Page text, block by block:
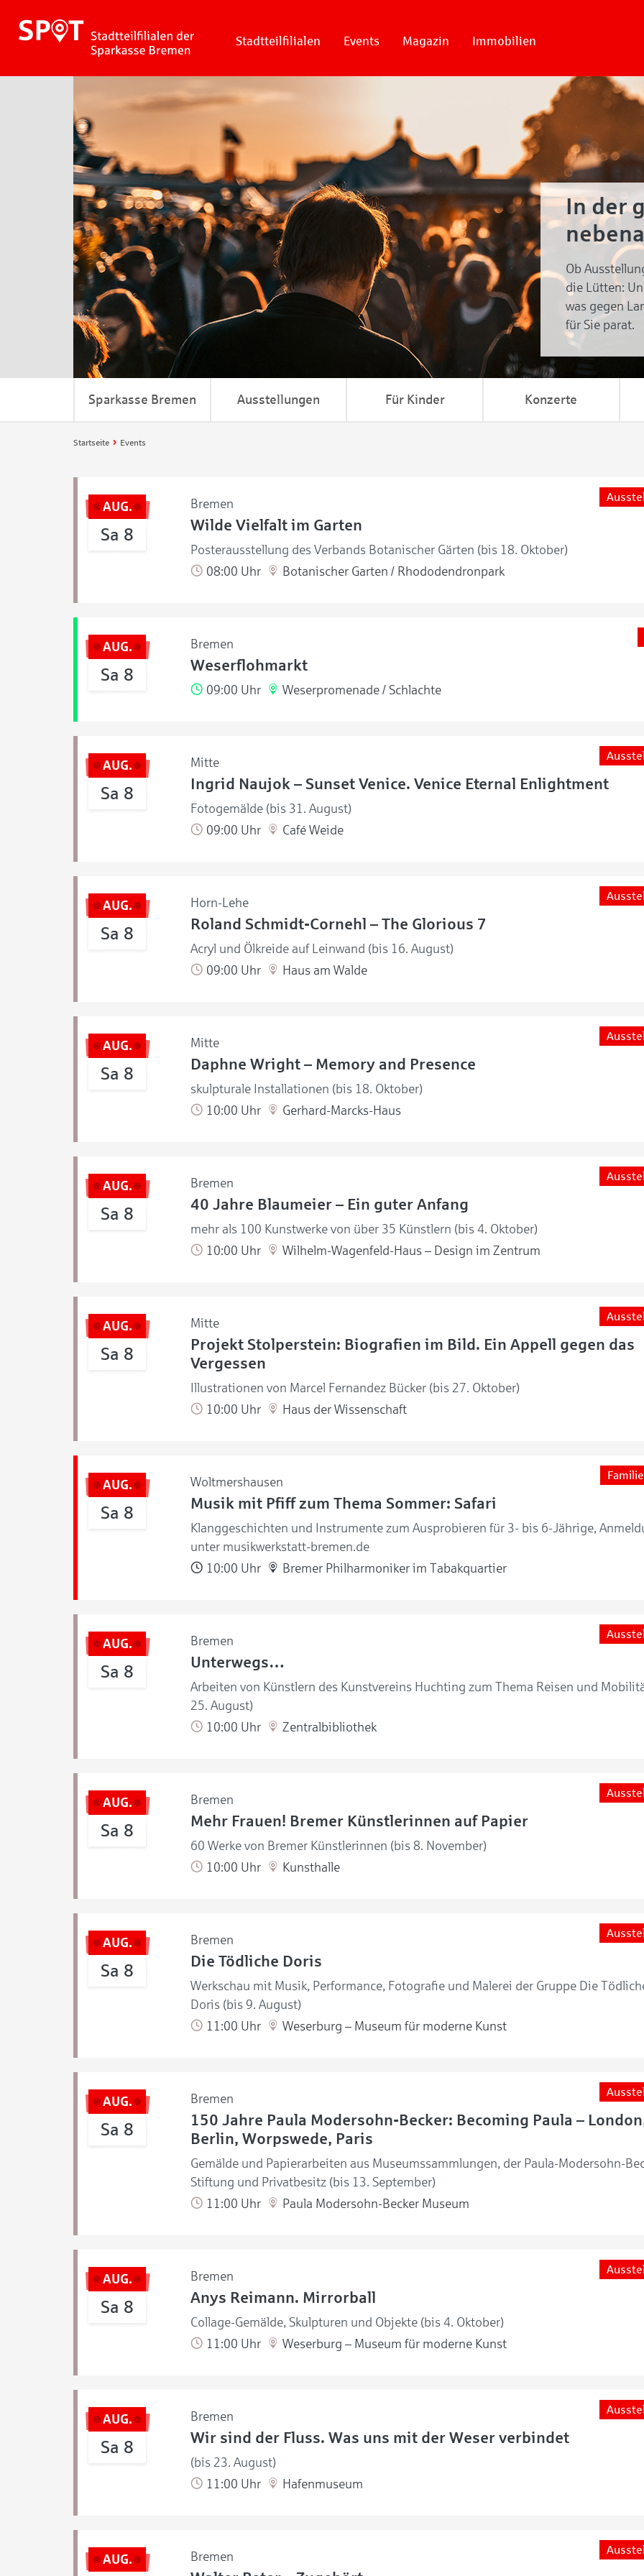
Stadtteilfilialen Events Magazin Immobilien
In der
Ob
die Lütten:
was gegen
für Sie parat.
Sparkasse Bremen Ausstellungen Für Kinder Konzerte
Startseite Events
AUG.
Sa 8
Bremen
Wilde Vielfalt im Garten
Posterausstellung des Verbands Botanischer Gärten (bis 18. Oktober)
08:00 Uhr
Botanischer Garten / Rhododendronpark
AUG.
Sa 8
Bremen
Weserflohmarkt
09:00 Uhr Weserpromenade / Schlachte
AUG.
Sa 8
Mitte
Ingrid Naujok – Sunset Venice. Venice Eternal Enlightment
Fotogemälde (bis 31. August)
09:00 Uhr
Café Weide
AUG.
Sa 8
Horn-Lehe
Roland Schmidt-Cornehl – The Glorious 7
Acryl und Ölkreide auf Leinwand (bis 16. August)
09:00 Uhr
Haus am Walde
AUG.
Sa 8
Mitte
Daphne Wright – Memory and Presence
skulpturale Installationen (bis 18. Oktober)
10:00 Uhr
Gerhard-Marcks-Haus
AUG.
Sa 8
Bremen
40 Jahre Blaumeier – Ein guter Anfang
mehr als 100 Kunstwerke von über 35 Künstlern (bis 4. Oktober)
10:00 Uhr
Wilhelm-Wagenfeld-Haus – Design im Zentrum
AUG.
Sa 8
Mitte
Projekt Stolperstein: Biografien im Bild. Ein Appell gegen das
Vergessen
Illustrationen von Marcel Fernandez Bücker (bis 27. Oktober)
10:00 Uhr
Haus der Wissenschaft
AUG.
Sa 8
Woltmershausen
Musik mit Pfiff zum Thema Sommer: Safari
Klanggeschichten und Instrumente zum Ausprobieren für 3- bis 6-Jährige,
unter musikwerkstatt-bremen.de
10:00 Uhr
Bremer Philharmoniker im Tabakquartier
AUG.
Sa 8
Bremen
Unterwegs…
Arbeiten von Künstlern des Kunstvereins Huchting zum Thema Reisen und
25. August)
10:00 Uhr
Zentralbibliothek
AUG.
Sa 8
Bremen
Mehr Frauen! Bremer Künstlerinnen auf Papier
60 Werke von Bremer Künstlerinnen (bis 8. November)
10:00 Uhr
Kunsthalle
AUG.
Sa 8
Bremen
Die Tödliche Doris
Werkschau mit Musik, Performance, Fotografie und Malerei der Gruppe Die
Doris (bis 9. August)
11:00 Uhr
Weserburg – Museum für moderne Kunst
AUG.
Sa 8
Bremen
150 Jahre Paula Modersohn-Becker: Becoming Paula –
Berlin, Worpswede, Paris
Gemälde und Papierarbeiten aus Museumssammlungen, der Paula-Modersohn-
Stiftung und Privatbesitz (bis 13. September)
11:00 Uhr
Paula Modersohn-Becker Museum
AUG.
Sa 8
Bremen
Anys Reimann. Mirrorball
Collage-Gemälde, Skulpturen und Objekte (bis 4. Oktober)
11:00 Uhr
Weserburg – Museum für moderne Kunst
AUG.
Sa 8
Bremen
Wir sind der Fluss. Was uns mit der Weser verbindet
(bis 23. August)
11:00 Uhr
Hafenmuseum
AUG. Bremen